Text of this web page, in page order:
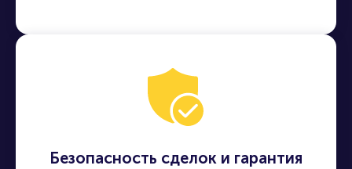
Безопасность сделок и гарантия